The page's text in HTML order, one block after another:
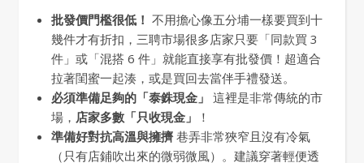
批發價門檻很低！ 不用擔心像五分埔一樣要買到十
幾件才有折扣，三聘市場很多店家只要「同款買 3
件」或「混搭 6 件」就能直接享有批發價！超適合
拉著閨蜜一起湊，或是買回去當伴手禮發送。
必須準備足夠的「泰銖現金」 這裡是非常傳統的市
場， 店家多數「只收現金」
！
準備好對抗高溫與擁擠巷弄非常狹窄且沒有冷氣
（只有店鋪吹出來的微弱微風）。建議穿著輕便透